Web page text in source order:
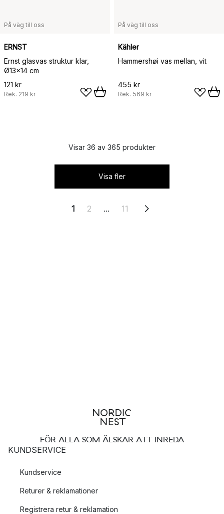
På väg till oss
ERNST
Ernst glasvas struktur klar,
Ø13x14 cm
121 kr
Rek. 219 kr
På väg till oss
Kähler
Hammershøi vas mellan, vit
455 kr
Rek. 569 kr
Visar 36 av 365 produkter
Visa fler
1 2 ... 11
FÖR ALLA SOM ÄLSKAR ATT INREDA
KUNDSERVICE
Kundservice
Returer & reklamationer
Registrera retur & reklamation